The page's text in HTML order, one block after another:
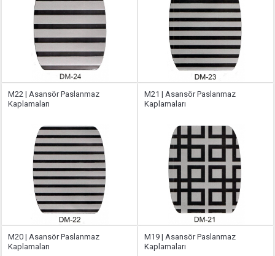
M22 | Asansör Paslanmaz
Kaplamaları
M21 | Asansör Paslanmaz
Kaplamaları
M20 | Asansör Paslanmaz
Kaplamaları
M19 | Asansör Paslanmaz
Kaplamaları